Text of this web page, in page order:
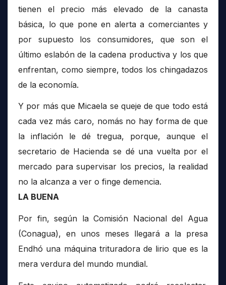
tienen el precio más elevado de la canasta
básica, lo que pone en alerta a comerciantes y
por supuesto los consumidores, que son el
último eslabón de la cadena productiva y los que
enfrentan, como siempre, todos los chingadazos
de la economía.
Y por más que Micaela se queje de que todo está
cada vez más caro, nomás no hay forma de que
la inflación le dé tregua, porque, aunque el
secretario de Hacienda se dé una vuelta por el
mercado para supervisar los precios, la realidad
no la alcanza a ver o finge demencia.
LA BUENA
Por fin, según la Comisión Nacional del Agua
(Conagua), en unos meses llegará a la presa
Endhó una máquina trituradora de lirio que es la
mera verdura del mundo mundial.